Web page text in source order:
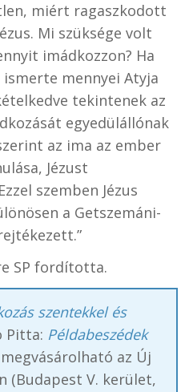
miért ragaszkodott
Mi szüksége volt
imádkozzon? Ha
mennyei Atyja
tekintenek az
egyedülállónak
az ima az ember
Jézust
szemben Jézus
a Getszemáni-
SP fordította.
szentekkel és
Pitta: Példabeszédek
az Új
(Budapest V. kerület,